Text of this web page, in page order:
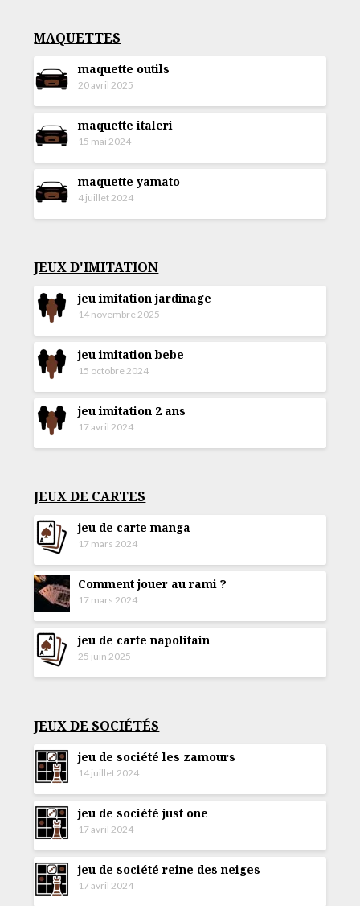
MAQUETTES
maquette outils
20 avril 2025
maquette italeri
15 mai 2024
maquette yamato
4 juillet 2024
JEUX D'IMITATION
jeu imitation jardinage
14 novembre 2025
jeu imitation bebe
15 octobre 2024
jeu imitation 2 ans
17 avril 2024
JEUX DE CARTES
jeu de carte manga
17 mars 2024
Comment jouer au rami ?
17 mars 2024
jeu de carte napolitain
25 juin 2025
JEUX DE SOCIÉTÉS
jeu de société les zamours
14 juillet 2024
jeu de société just one
17 avril 2024
jeu de société reine des neiges
17 avril 2024